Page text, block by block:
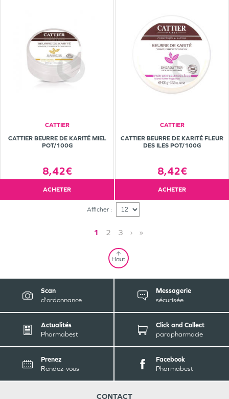
CATTIER
CATTIER BEURRE DE KARITÉ MIEL
POT/100G
8,42€
ACHETER
CATTIER
CATTIER BEURRE DE KARITÉ FLEUR
DES ILES POT/100G
8,42€
ACHETER
Afficher :
1 2 3 › »
Haut
Scan
d'ordonnance
Messagerie
sécurisée
Actualités
Pharmabest
Click and Collect
parapharmacie
Prenez
Rendez-vous
Facebook
Pharmabest
CONTACT